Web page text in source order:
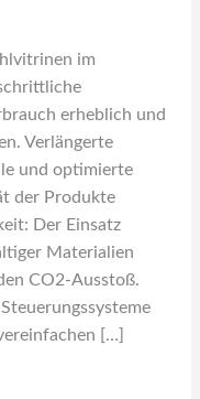
im
erheblich und
Verlängerte
und optimierte
der Produkte
Der Einsatz
Materialien
CO2-Ausstoß.
[…]